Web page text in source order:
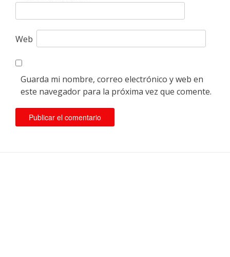
Web
Guarda mi nombre, correo electrónico y web en
este navegador para la próxima vez que comente.